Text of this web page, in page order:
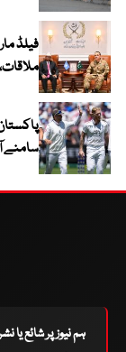
فیلڈ
سامنے
ہم نیوز پر شائع یا